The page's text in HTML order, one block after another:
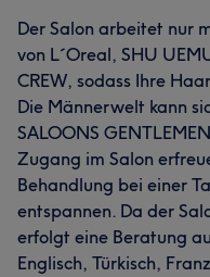
Der Salon arbeitet nur
von L´Oreal, SHU
CREW, sodass Ihre
Die Männerwelt kann
SALOONS
Zugang im Salon
Behandlung bei einer
entspannen. Da der
erfolgt eine Beratung
Englisch, Türkisch,